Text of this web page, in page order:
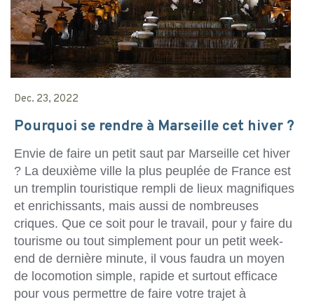
Dec. 23, 2022
Pourquoi se rendre à Marseille cet hiver ?
Envie de faire un petit saut par Marseille cet hiver
? La deuxième ville la plus peuplée de France est
un tremplin touristique rempli de lieux magnifiques
et enrichissants, mais aussi de nombreuses
criques. Que ce soit pour le travail, pour y faire du
tourisme ou tout simplement pour un petit week-
end de dernière minute, il vous faudra un moyen
de locomotion simple, rapide et surtout efficace
pour vous permettre de faire votre trajet à